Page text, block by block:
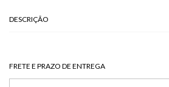
DESCRIÇÃO
FRETE E PRAZO DE ENTREGA